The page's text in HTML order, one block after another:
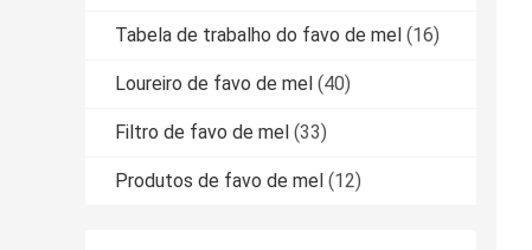
Tabela de trabalho do favo de mel (16)
Loureiro de favo de mel (40)
Filtro de favo de mel (33)
Produtos de favo de mel (12)